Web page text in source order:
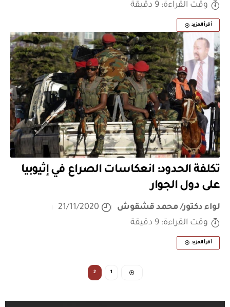
وقت القراءة: 9 دقيقة
أقرأ المزيد
تكلفة الحدود: انعكاسات الصراع في إثيوبيا
على دول الجوار
لواء دكتور/ محمد قشقوش
21/11/2020
وقت القراءة: 9 دقيقة
أقرأ المزيد